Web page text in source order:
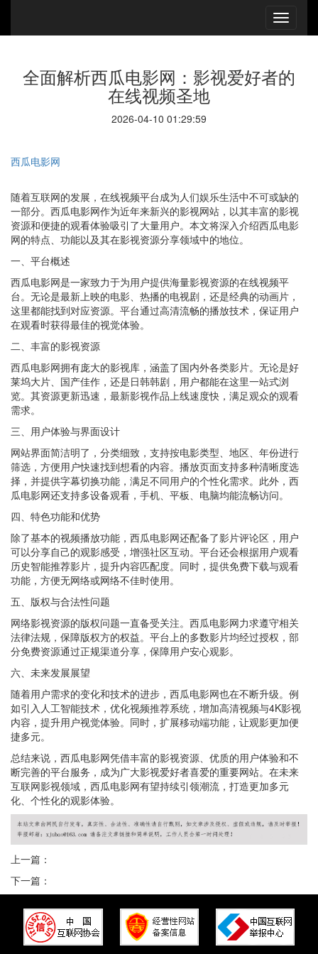
全面解析西瓜电影网：影视爱好者的
在线视频圣地
2026-04-10 01:29:59
西瓜电影网
随着互联网的发展，在线视频平台成为人们娱乐生活中不可或缺的
一部分。西瓜电影网作为近年来新兴的影视网站，以其丰富的影视
资源和便捷的观看体验吸引了大量用户。本文将深入介绍西瓜电影
网的特点、功能以及其在影视资源分享领域中的地位。
一、平台概述
西瓜电影网是一家致力于为用户提供海量影视资源的在线视频平
台。无论是最新上映的电影、热播的电视剧，还是经典的动画片，
这里都能找到对应资源。平台通过高清流畅的播放技术，保证用户
在观看时获得最佳的视觉体验。
二、丰富的影视资源
西瓜电影网拥有庞大的影视库，涵盖了国内外各类影片。无论是好
莱坞大片、国产佳作，还是日韩韩剧，用户都能在这里一站式浏
览。其资源更新迅速，最新影视作品上线速度快，满足观众的观看
需求。
三、用户体验与界面设计
网站界面简洁明了，分类细致，支持按电影类型、地区、年份进行
筛选，方便用户快速找到想看的内容。播放页面支持多种清晰度选
择，并提供字幕切换功能，满足不同用户的个性化需求。此外，西
瓜电影网还支持多设备观看，手机、平板、电脑均能流畅访问。
四、特色功能和优势
除了基本的视频播放功能，西瓜电影网还配备了影片评论区，用户
可以分享自己的观影感受，增强社区互动。平台还会根据用户观看
历史智能推荐影片，提升内容匹配度。同时，提供免费下载与观看
功能，方便无网络或网络不佳时使用。
五、版权与合法性问题
网络影视资源的版权问题一直备受关注。西瓜电影网力求遵守相关
法律法规，保障版权方的权益。平台上的多数影片均经过授权，部
分免费资源通过正规渠道分享，保障用户安心观影。
六、未来发展展望
随着用户需求的变化和技术的进步，西瓜电影网也在不断升级。例
如引入人工智能技术，优化视频推荐系统，增加高清视频与4K影视
内容，提升用户视觉体验。同时，扩展移动端功能，让观影更加便
捷多元。
总结来说，西瓜电影网凭借丰富的影视资源、优质的用户体验和不
断完善的平台服务，成为广大影视爱好者喜爱的重要网站。在未来
互联网影视领域，西瓜电影网有望持续引领潮流，打造更加多元
化、个性化的观影体验。
上一篇：
下一篇：